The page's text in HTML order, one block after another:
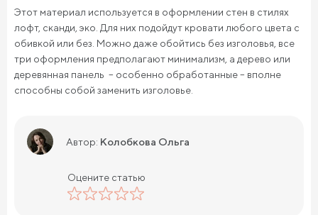
Этот материал используется в оформлении стен в стилях
лофт, сканди, эко. Для них подойдут кровати любого цвета с
обивкой или без. Можно даже обойтись без изголовья, все
три оформления предполагают минимализм, а дерево или
деревянная панель – особенно обработанные – вполне
способны собой заменить изголовье.
Автор: Колобкова Ольга
Оцените статью